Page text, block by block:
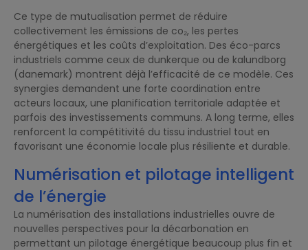
Ce type de mutualisation permet de réduire
collectivement les émissions de co₂, les pertes
énergétiques et les coûts d’exploitation. Des éco-parcs
industriels comme ceux de dunkerque ou de kalundborg
(danemark) montrent déjà l’efficacité de ce modèle. Ces
synergies demandent une forte coordination entre
acteurs locaux, une planification territoriale adaptée et
parfois des investissements communs. A long terme, elles
renforcent la compétitivité du tissu industriel tout en
favorisant une économie locale plus résiliente et durable.
Numérisation et pilotage intelligent
de l’énergie
La numérisation des installations industrielles ouvre de
nouvelles perspectives pour la décarbonation en
permettant un pilotage énergétique beaucoup plus fin et